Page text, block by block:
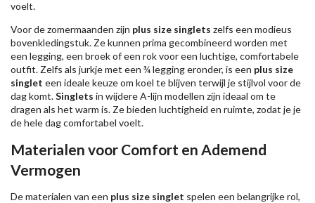
voelt.
Voor de zomermaanden zijn plus size singlets zelfs een modieus
bovenkledingstuk. Ze kunnen prima gecombineerd worden met
een legging, een broek of een rok voor een luchtige, comfortabele
outfit. Zelfs als jurkje met een ¾ legging eronder, is een plus size
singlet een ideale keuze om koel te blijven terwijl je stijlvol voor de
dag komt.Singlets in wijdere A-lijn modellen zijn ideaal om te
dragen als het warm is. Ze bieden luchtigheid en ruimte, zodat je je
de hele dag comfortabel voelt.
Materialen voor Comfort en Ademend
Vermogen
De materialen van een plus size singlet spelen een belangrijke rol,